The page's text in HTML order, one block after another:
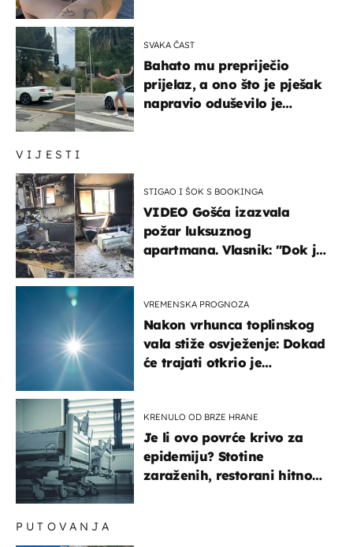
VIJESTI
STIGAO I ŠOK S BOOKINGA
VIDEO Gošća izazvala
požar luksuznog
apartmana. Vlasnik: "Dok je
VREMENSKA PROGNOZA
Nakon vrhunca toplinskog
vala stiže osvježenje: Dokad
će trajati otkrio je
KRENULO OD BRZE HRANE
Je li ovo povrće krivo za
epidemiju? Stotine
zaraženih, restorani hitno
SVAKA ČAST
Bahato mu prepriječio
prijelaz, a ono što je pješak
napravio oduševilo je
PUTOVANJA